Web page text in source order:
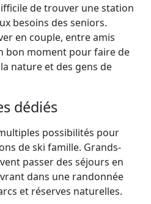
de trouver une station
besoins des seniors.
en couple, entre amis
bon moment pour faire de
nature et des gens de
dédiés
possibilités pour
de ski famille. Grands-
passer des séjours en
dans une randonnée
et réserves naturelles.